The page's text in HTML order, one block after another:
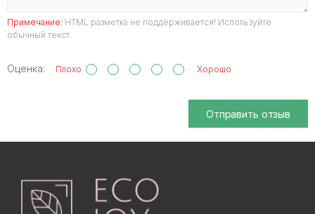
Примечание: HTML разметка не поддерживается! Используйте
обычный текст.
Оценка: Плохо Хорошо
Отправить отзыв